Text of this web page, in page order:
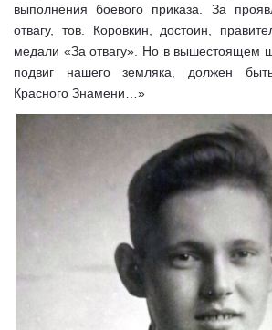
выполнения боевого приказа. За
отвагу, тов. Коровкин, достоин,
медали «За отвагу». Но в вышестоящем
подвиг нашего земляка, должен
Красного Знамени…»